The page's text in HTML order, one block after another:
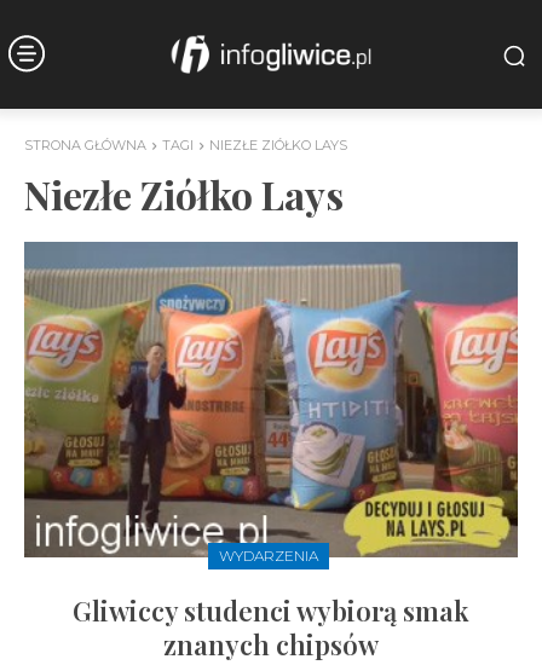
STRONA GŁÓWNA TAGI NIEZŁE ZIÓŁKO LAYS
Niezłe Ziółko Lays
WYDARZENIA
Gliwiccy studenci wybiorą smak
znanych chipsów